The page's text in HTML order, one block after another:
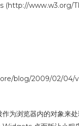
www.w3.org/
blog/2009/02/04/
为浏览器内的对象